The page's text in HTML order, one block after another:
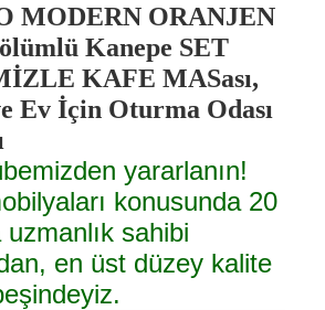
MODERN ORANJEN
Kanepe SET
KAFE MASası,
Ev İçin Oturma Odası
yararlanın!
konusunda 20
uzmanlık sahibi
en üst düzey kalite